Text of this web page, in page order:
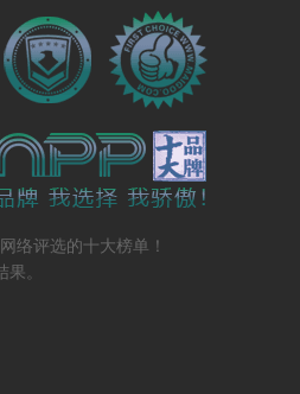
络评选的十大榜单！
。